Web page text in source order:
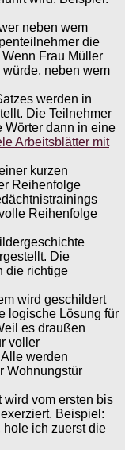
neben wem
die
Frau Müller
neben wem
werden in
Die Teilnehmer
Wörter dann in eine
Arbeitsblätter mit
kurzen
Reihenfolge
Reihenfolge
Die
die richtige
wird geschildert
logische Lösung für
es draußen
voller
werden
Wohnungstür
wird vom ersten bis
Beispiel:
hole ich zuerst die